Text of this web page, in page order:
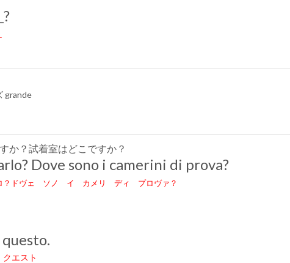
grande
か？試着室はどこですか？
Dove sono i camerini di prova?
ドヴェ ソノ イ カメリ ディ プロヴァ？
エスト